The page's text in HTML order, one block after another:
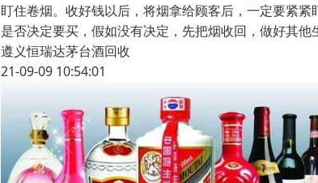
盯住卷烟。收好钱以后，将烟拿给顾客后，一定要紧
是否决定要买，假如没有决定，先把烟收回，做好其
遵义恒瑞达茅台酒回收
21-09-09 10:54:01